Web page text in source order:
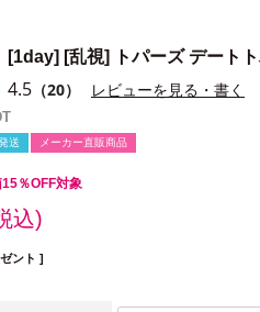
[1day] [乱視] トパーズ デート
4.5 （20） レビューを見る・書く
送 メーカー直販商品
％OFF対象
込
ント ]